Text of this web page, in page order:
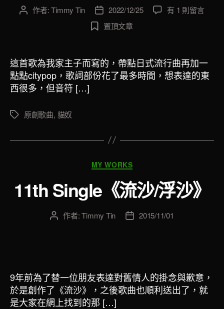
文 作者:Timmy Tin
文
章
發
期
2022/12/25
在
中
有 1 則留言
置頂文章
這首歌為我家主子而寫的，帶點日式流行曲再加一
點點citypop，歌詞部份花了最多時間，想表達的東
西很多，但音符 […]
標
原創歌曲, 貓奴
分
類
MY WORKS
11th Single《流沙/浮沙》
文 作者:Timmy Tin
文
期
2015/11/01
9年前為了替一位朋友表達對舊情人的掛念與歉意，
於是創作了《流沙》，之後歌曲也順利送出了，就
是大家在網上找到的那 […]